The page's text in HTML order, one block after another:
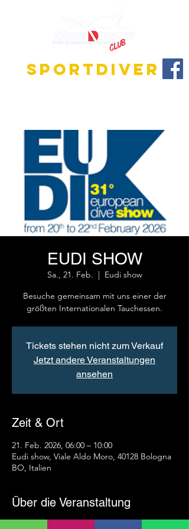
SPORTDIVER
EUDI SHOW
Sa., 21. Feb.
  |
Eudi show
Besuche gemeinsam mit uns einer der
größten Internationalen Tauchessen.
Tickets stehen nicht zum Verkauf
Jetzt andere Veranstaltungen
ansehen
Zeit & Ort
21. Feb. 2026, 06:00 – 10:00
Eudi show, Viale Aldo Moro, 40128 Bologna
BO, Italien
Über die Veranstaltung